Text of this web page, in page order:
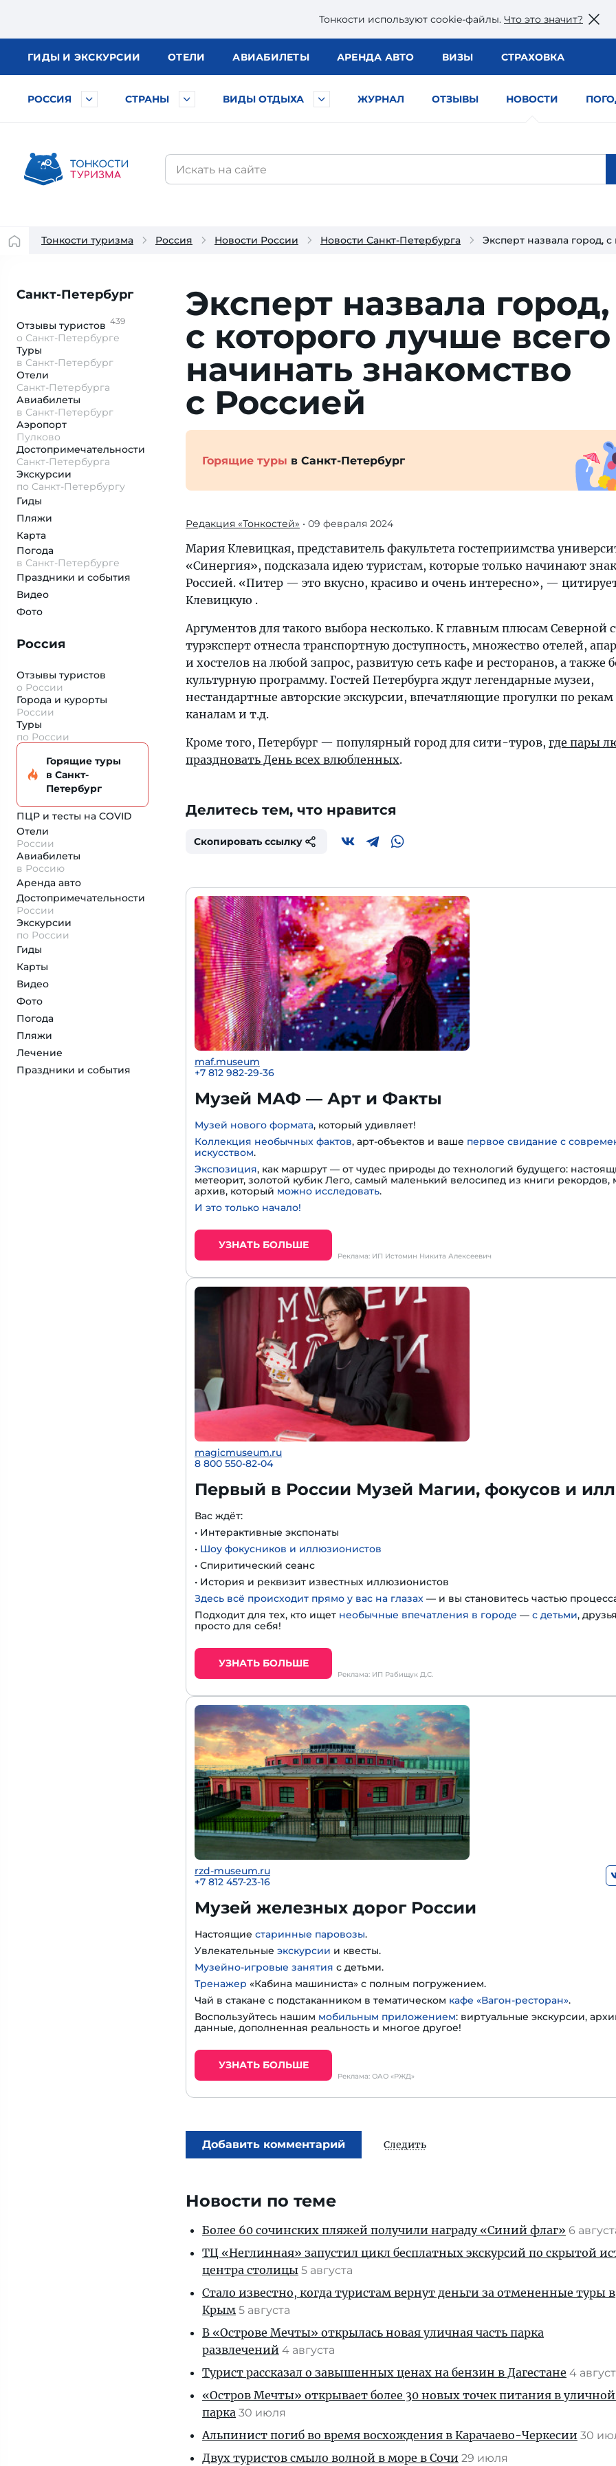
Тонкости используют сookie-файлы. Что это значит?
ГИДЫ И ЭКСКУРСИИ ОТЕЛИ АВИАБИЛЕТЫ АРЕНДА АВТО ВИЗЫ СТРАХОВКА
РОССИЯ СТРАНЫ ВИДЫ ОТДЫХА ЖУРНАЛ ОТЗЫВЫ НОВОСТИ
Тонкости туризма Россия Новости России Новости Санкт-Петербурга Эксперт назвала город,
Санкт-Петербург
Отзывы туристов 439
о Санкт-Петербурге
Туры
в Санкт-Петербург
Отели
Санкт-Петербурга
Авиабилеты
в Санкт-Петербург
Аэропорт
Пулково
Достопримеча­тельности
Санкт-Петербурга
Экскурсии
по Санкт-Петербургу
Гиды
Пляжи
Карта
Погода
в Санкт-Петербурге
Праздники и события
Видео
Фото
Россия
Отзывы туристов
о России
Города и курорты
России
Туры
по России
Горящие туры
в Санкт-
Петербург
ПЦР и тесты на COVID
Отели
России
Авиабилеты
в Россию
Аренда авто
Достопримеча­тельности
России
Экскурсии
по России
Гиды
Карты
Видео
Фото
Погода
Пляжи
Лечение
Праздники и события
Эксперт назвала город,
с кото­рого лучше всего
начи­нать знаком­ство
с Россией
Горящие туры в Санкт-Петербург
Редакция «Тонкостей» • 09 февраля 2024
Мария Клевицкая, представитель факультета гостеприимства
«Синергия», подсказала идею туристам, которые только начинают
Россией. «Питер — это вкусно, красиво и очень интересно», —
Клевицкую .
Аргументов для такого выбора несколько. К главным плюсам Северной
турэксперт отнесла транспортную доступность, множество отелей,
и хостелов на любой запрос, развитую сеть кафе и ресторанов, а также
культурную программу. Гостей Петербурга ждут легендарные музеи,
нестандартные авторские экскурсии, впечатляющие прогулки по рекам
каналам и т.д.
Кроме того, Петербург — популярный город для сити-туров, где пары
праздновать День всех влюбленных.
Делитесь тем, что нравится
Скопировать ссылку
maf.museum
+7 812 982-29-36
Музей МАФ — Арт и Факты
Музей нового формата, который удивляет!
Коллекция необычных фактов, арт-объектов и ваше первое свидание с
искусством.
Экспозиция, как маршрут — от чудес природы до технологий будущего:
метеорит, золотой кубик Лего, самый маленький велосипед из книги рекордов,
архив, который можно исследовать.
И это только начало!
УЗНАТЬ БОЛЬШЕ
Реклама: ИП Истомин Никита Алексеевич
magicmuseum.ru
8 800 550-82-04
Первый в России Музей Магии, фокусов и
Вас ждёт:
• Интерактивные экспонаты
• Шоу фокусников и иллюзионистов
• Спиритический сеанс
• История и реквизит известных иллюзионистов
Здесь всё происходит прямо у вас на глазах — и вы становитесь частью
Подходит для тех, кто ищет необычные впечатления в городе — с детьми,
просто для себя!
УЗНАТЬ БОЛЬШЕ
Реклама: ИП Рабищук Д.С.
rzd-museum.ru
+7 812 457-23-16
Музей железных дорог России
Настоящие старинные паровозы.
Увлекательные экскурсии и квесты.
Музейно-игровые занятия с детьми.
Тренажер «Кабина машиниста» с полным погружением.
Чай в стакане с подстаканником в тематическом кафе «Вагон-ресторан».
Воспользуйтесь нашим мобильным приложением: виртуальные экскурсии,
данные, дополненная реальность и многое другое!
УЗНАТЬ БОЛЬШЕ
Реклама: ОАО «РЖД»
Добавить комментарий Следить
Новости по теме
Более 60 сочинских пляжей получили награду «Синий флаг» 6
ТЦ «Неглинная» запустил цикл бесплатных экскурсий по скрытой
центра столицы 5 августа
Стало известно, когда туристам вернут деньги за отмененные туры в
Крым 5 августа
В «Острове Мечты» открылась новая уличная часть парка
развлечений 4 августа
Турист рассказал о завышенных ценах на бензин в Дагестане 4
«Остров Мечты» открывает более 30 новых точек питания в уличной
парка 30 июля
Альпинист погиб во время восхождения в Карачаево-Черкесии 30
Двух туристов смыло волной в море в Сочи 29 июля